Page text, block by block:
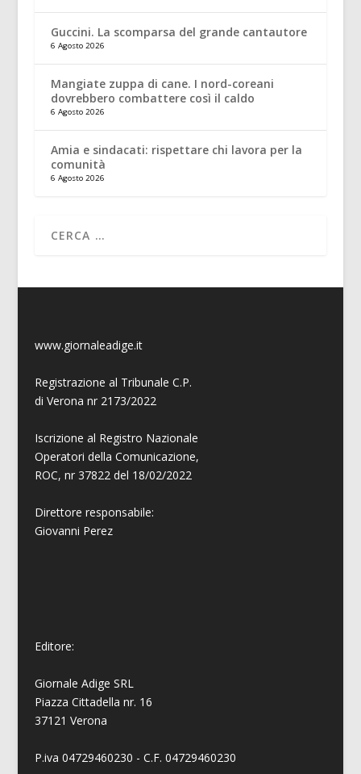
Guccini. La scomparsa del grande cantautore
6 Agosto 2026
Mangiate zuppa di cane. I nord-coreani
dovrebbero combattere così il caldo
6 Agosto 2026
Amia e sindacati: rispettare chi lavora per la
comunità
6 Agosto 2026
www.giornaleadige.it
Registrazione al Tribunale C.P.
di Verona nr 2173/2022
Iscrizione al Registro Nazionale
Operatori della Comunicazione,
ROC, nr 37822 del 18/02/2022
Direttore responsabile:
Giovanni Perez
Editore:
Giornale Adige SRL
Piazza Cittadella nr. 16
37121 Verona
P.iva 04729460230 - C.F. 04729460230